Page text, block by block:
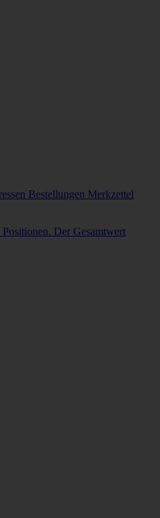
Bestellungen Merkzettel
Der Gesamtwert